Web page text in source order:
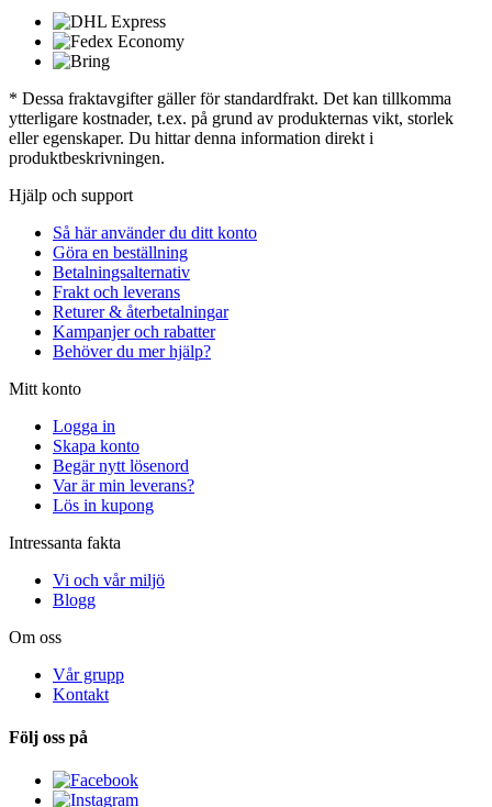
* Dessa fraktavgifter gäller för standardfrakt. Det kan tillkomma
ytterligare kostnader, t.ex. på grund av produkternas vikt, storlek
eller egenskaper. Du hittar denna information direkt i
produktbeskrivningen.
Hjälp och support
Så här använder du ditt konto
Göra en beställning
Betalningsalternativ
Frakt och leverans
Returer & återbetalningar
Kampanjer och rabatter
Behöver du mer hjälp?
Mitt konto
Logga in
Skapa konto
Begär nytt lösenord
Var är min leverans?
Lös in kupong
Intressanta fakta
Vi och vår miljö
Blogg
Om oss
Vår grupp
Kontakt
Följ oss på